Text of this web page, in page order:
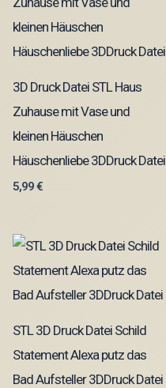
3D Druck Datei STL Haus
Zuhause mit Vase und
kleinen Häuschen
Häuschenliebe 3DDruck Datei
5,99€
STL 3D Druck Datei Schild
Statement Alexa putz das
Bad Aufsteller 3DDruck Datei